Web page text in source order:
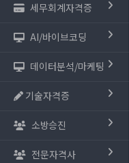
세무회계자격증
AI/바이브코딩
데이터분석/마케팅
기술자격증
소방승진
전문자격사